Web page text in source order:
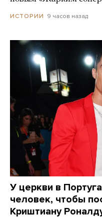
ИСТОРИИ 9 часов назад
У церкви в
человек, чтобы
Криштиану